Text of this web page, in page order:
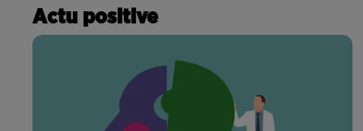
Actu positive